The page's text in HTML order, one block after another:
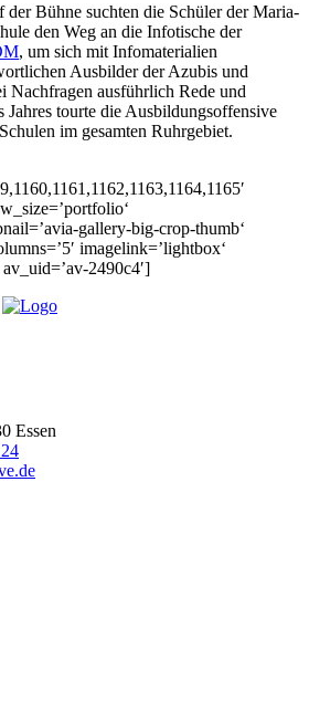
Bühne suchten die Schüler der Maria-
den Weg an die Infotische der
, um sich mit Infomaterialien
Ausbilder der Azubis und
Nachfragen ausführlich Rede und
tourte die Ausbildungsoffensive
im gesamten Ruhrgebiet.
gallery-big-crop-thumb‘
imagelink=’lightbox‘
2490c4′]
Essen